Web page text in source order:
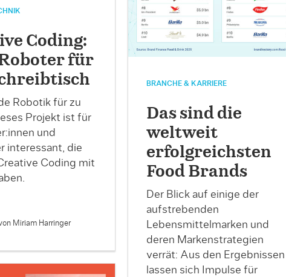
Coding:
für
Robotik für zu
Projekt ist für
und
interessant, die
Coding mit
Miriam Harringer
BRANCHE & KARRIERE
Das sind die
weltweit
erfolgreichsten
Food Brands
Der Blick auf einige der
aufstrebenden
Lebensmittelmarken und
deren Markenstrategien
verrät: Aus den Ergebnissen
lassen sich Impulse für